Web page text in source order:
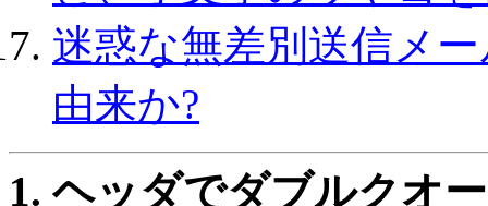
迷惑な無差別送信メ
由来か?
1. ヘッダでダブルクオ